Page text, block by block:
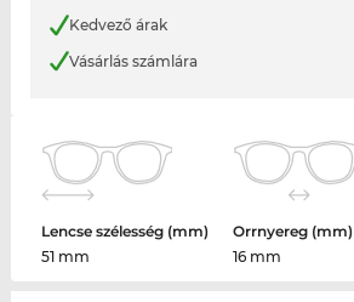
Kedvező árak
Vásárlás számlára
Lencse szélesség (mm)
51 mm
Orrnyereg (mm)
16 mm